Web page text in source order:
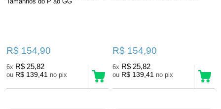
R$ 154,90
6x R$ 25,82
ou R$ 139,41 no pix
R$ 154,90
6x R$ 25,82
ou R$ 139,41 no pix